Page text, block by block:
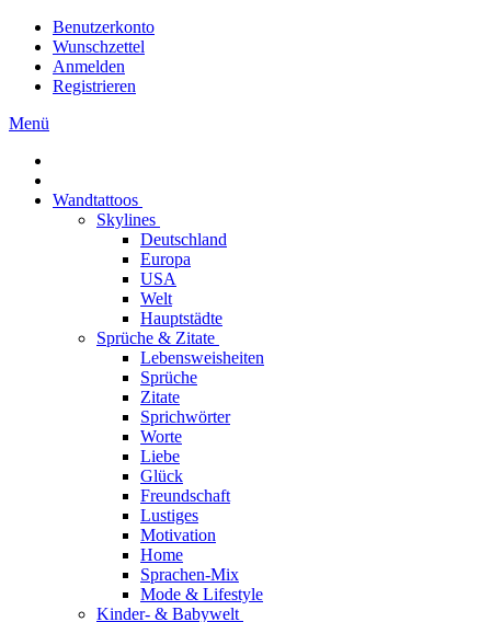
Benutzerkonto
Wunschzettel
Anmelden
Registrieren
Menü
Wandtattoos
Skylines
Deutschland
Europa
USA
Welt
Hauptstädte
Sprüche & Zitate
Lebensweisheiten
Sprüche
Zitate
Sprichwörter
Worte
Liebe
Glück
Freundschaft
Lustiges
Motivation
Home
Sprachen-Mix
Mode & Lifestyle
Kinder- & Babywelt